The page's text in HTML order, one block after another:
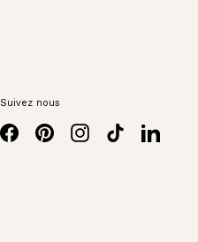
Suivez nous
FacebookPinterestInstagramTikTok